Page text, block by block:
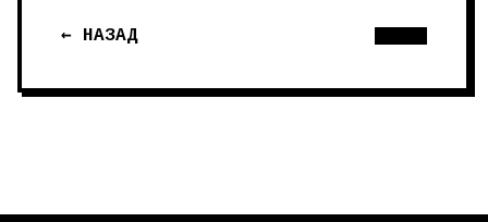
← НАЗАД